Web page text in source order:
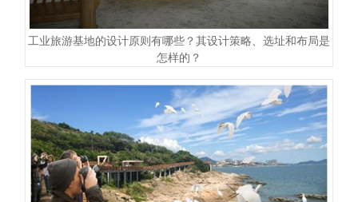
工业旅游基地的设计原则有哪些？其设计策略、选址和布局是
怎样的？